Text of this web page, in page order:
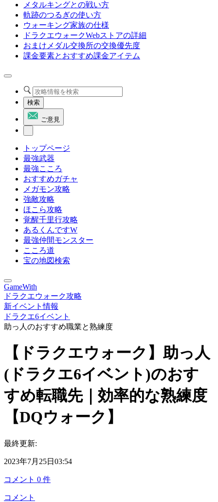
メタルキングとの戦い方
軌跡のつるぎの使い方
ウォーキング家族の仕様
ドラクエウォークWebストアの詳細
おまけメダル交換所の交換優先度
課金要素とおすすめ課金アイテム
検索
ご意見
トップページ
最強武器
最強こころ
おすすめガチャ
メガモン攻略
強敵攻略
ほこら攻略
覚醒千里行攻略
あるくんですW
最強仲間モンスター
こころ道
宝の地図検索
GameWith
ドラクエウォーク攻略
新イベント情報
ドラクエ6イベント
助っ人のおすすめ職業と熟練度
【ドラクエウォーク】助っ人
(ドラクエ6イベント)のおす
すめ転職先｜効率的な熟練度
【DQウォーク】
最終更新:
2023年7月25日03:54
コメント 0 件
コメント